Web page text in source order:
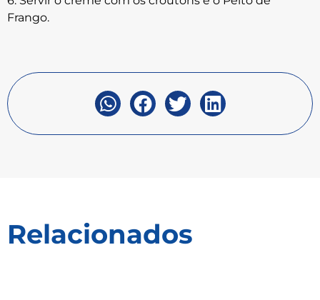
Frango.
Relacionados